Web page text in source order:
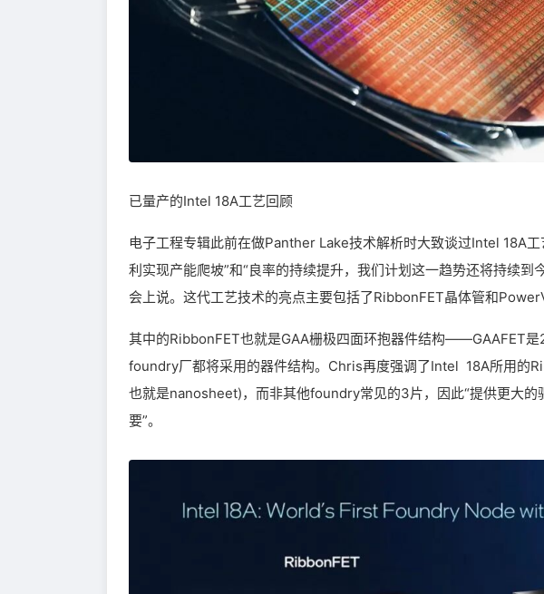
已量产的Intel 18A工艺回顾
电子工程专辑此前在做Panther Lake技术解析时大致谈过Intel 18A
利实现产能爬坡”和“良率的持续提升，我们计划这一趋势还将持续
会上说。这代工艺技术的亮点主要包括了RibbonFET晶体管和
其中的RibbonFET也就是GAA栅极四面环抱器件结构——GAAFET是
foundry厂都将采用的器件结构。Chris再度强调了Intel 18A所用的
也就是nanosheet)，而非其他foundry常见的3片，因此“提供更大的
要”。